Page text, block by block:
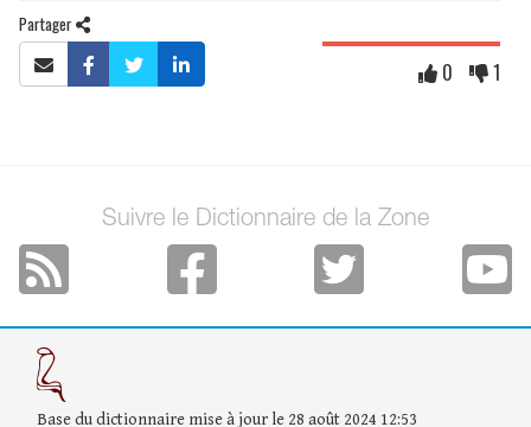
Partager
0 1
Suivre le Dictionnaire de la Zone
Base du dictionnaire mise à jour le 28 août 2024 12:53